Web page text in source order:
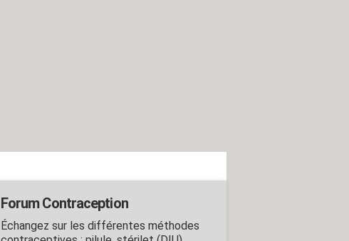
Forum Contraception
Échangez sur les différentes méthodes